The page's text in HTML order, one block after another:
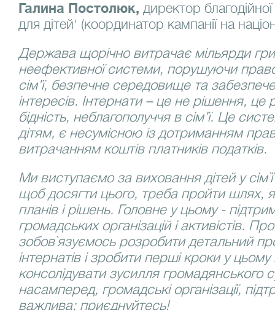
Галина Постолюк, директор благодійної
для дітей' (координатор кампанії на
Держава щорічно витрачає мільярди
неефективної системи, порушуючи
сім’ї, безпечне середовище та
інтересів. Інтернати – це не рішення,
бідність, неблагополуччя в сім’ї. Це
дітям, є несумісною із дотриманням
витрачанням коштів платників податків.
Ми виступаємо за виховання дітей у сім`ї
щоб досягти цього, треба пройти шлях,
планів і рішень. Головне у цьому -
громадських організацій і активістів.
зобов`язуємось розробити детальний
інтернатів і зробити перші кроки у
консолідувати зусилля громадянського
насамперед, громадські організації,
важлива: приєднуйтесь!